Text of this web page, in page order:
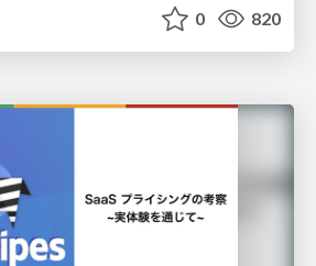
0 820